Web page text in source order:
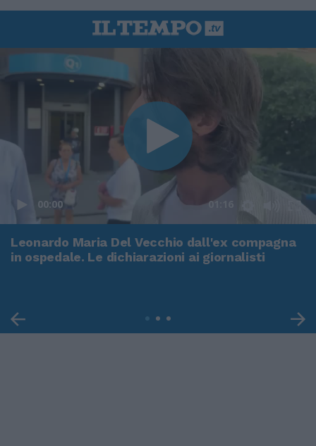
00:00 01:16
Leonardo Maria Del Vecchio dall'ex compagna
in ospedale. Le dichiarazioni ai giornalisti